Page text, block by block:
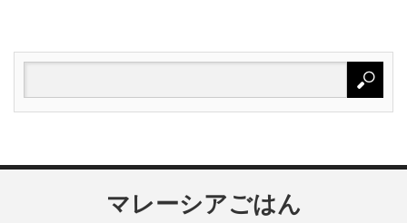
マレーシアごはん